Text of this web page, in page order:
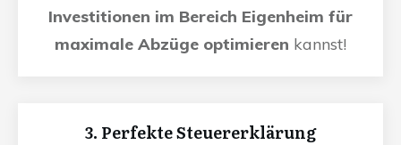
Investitionen im Bereich Eigenheim für
maximale Abzüge optimieren kannst!
3. Perfekte Steuererklärung